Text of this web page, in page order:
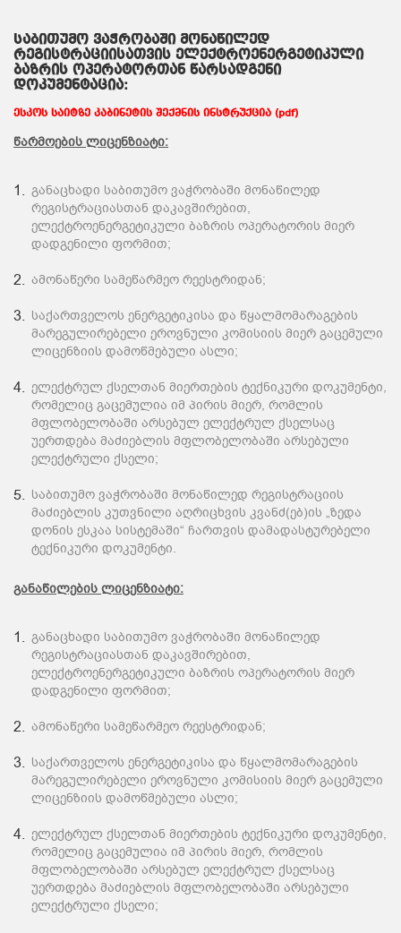
საბითუმო ვაჭრობაში მონაწილედ
რეგისტრაციისათვის ელექტროენერგეტიკული
ბაზრის ოპერატორთან წარსადგენი
დოკუმენტაცია:
ესკოს საიტზე კაბინეტის შექმნის ინსტრუქცია (pdf)
წარმოების ლიცენზიატი:
განაცხადი საბითუმო ვაჭრობაში მონაწილედ
რეგისტრაციასთან დაკავშირებით,
ელექტროენერგეტიკული ბაზრის ოპერატორის მიერ
დადგენილი ფორმით;
ამონაწერი სამეწარმეო რეესტრიდან;
საქართველოს ენერგეტიკისა და წყალმომარაგების
მარეგულირებელი ეროვნული კომისიის მიერ გაცემული
ლიცენზიის დამოწმებული ასლი;
ელექტრულ ქსელთან მიერთების ტექნიკური დოკუმენტი,
რომელიც გაცემულია იმ პირის მიერ, რომლის
მფლობელობაში არსებულ ელექტრულ ქსელსაც
უერთდება მაძიებლის მფლობელობაში არსებული
ელექტრული ქსელი;
საბითუმო ვაჭრობაში მონაწილედ რეგისტრაციის
მაძიებლის კუთვნილი აღრიცხვის კვანძ(ებ)ის „ზედა
დონის ესკაა სისტემაში“ ჩართვის დამადასტურებელი
ტექნიკური დოკუმენტი.
განაწილების ლიცენზიატი:
განაცხადი საბითუმო ვაჭრობაში მონაწილედ
რეგისტრაციასთან დაკავშირებით,
ელექტროენერგეტიკული ბაზრის ოპერატორის მიერ
დადგენილი ფორმით;
ამონაწერი სამეწარმეო რეესტრიდან;
საქართველოს ენერგეტიკისა და წყალმომარაგების
მარეგულირებელი ეროვნული კომისიის მიერ გაცემული
ლიცენზიის დამოწმებული ასლი;
ელექტრულ ქსელთან მიერთების ტექნიკური დოკუმენტი,
რომელიც გაცემულია იმ პირის მიერ, რომლის
მფლობელობაში არსებულ ელექტრულ ქსელსაც
უერთდება მაძიებლის მფლობელობაში არსებული
ელექტრული ქსელი;